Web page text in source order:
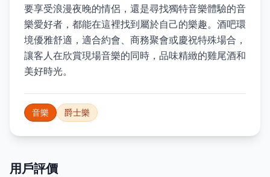
要享受浪漫夜晚的情侶，還是尋找獨特音樂體驗的音
樂愛好者，都能在這裡找到屬於自己的樂趣。酒吧環
境優雅舒適，適合約會、商務聚會或慶祝特殊場合，
讓客人在欣賞現場音樂的同時，品味精緻的雞尾酒和
美好時光。
音樂 爵士樂
用戶評價